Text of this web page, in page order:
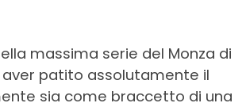
massima serie del Monza di
aver patito assolutamente il
sia come braccetto di una